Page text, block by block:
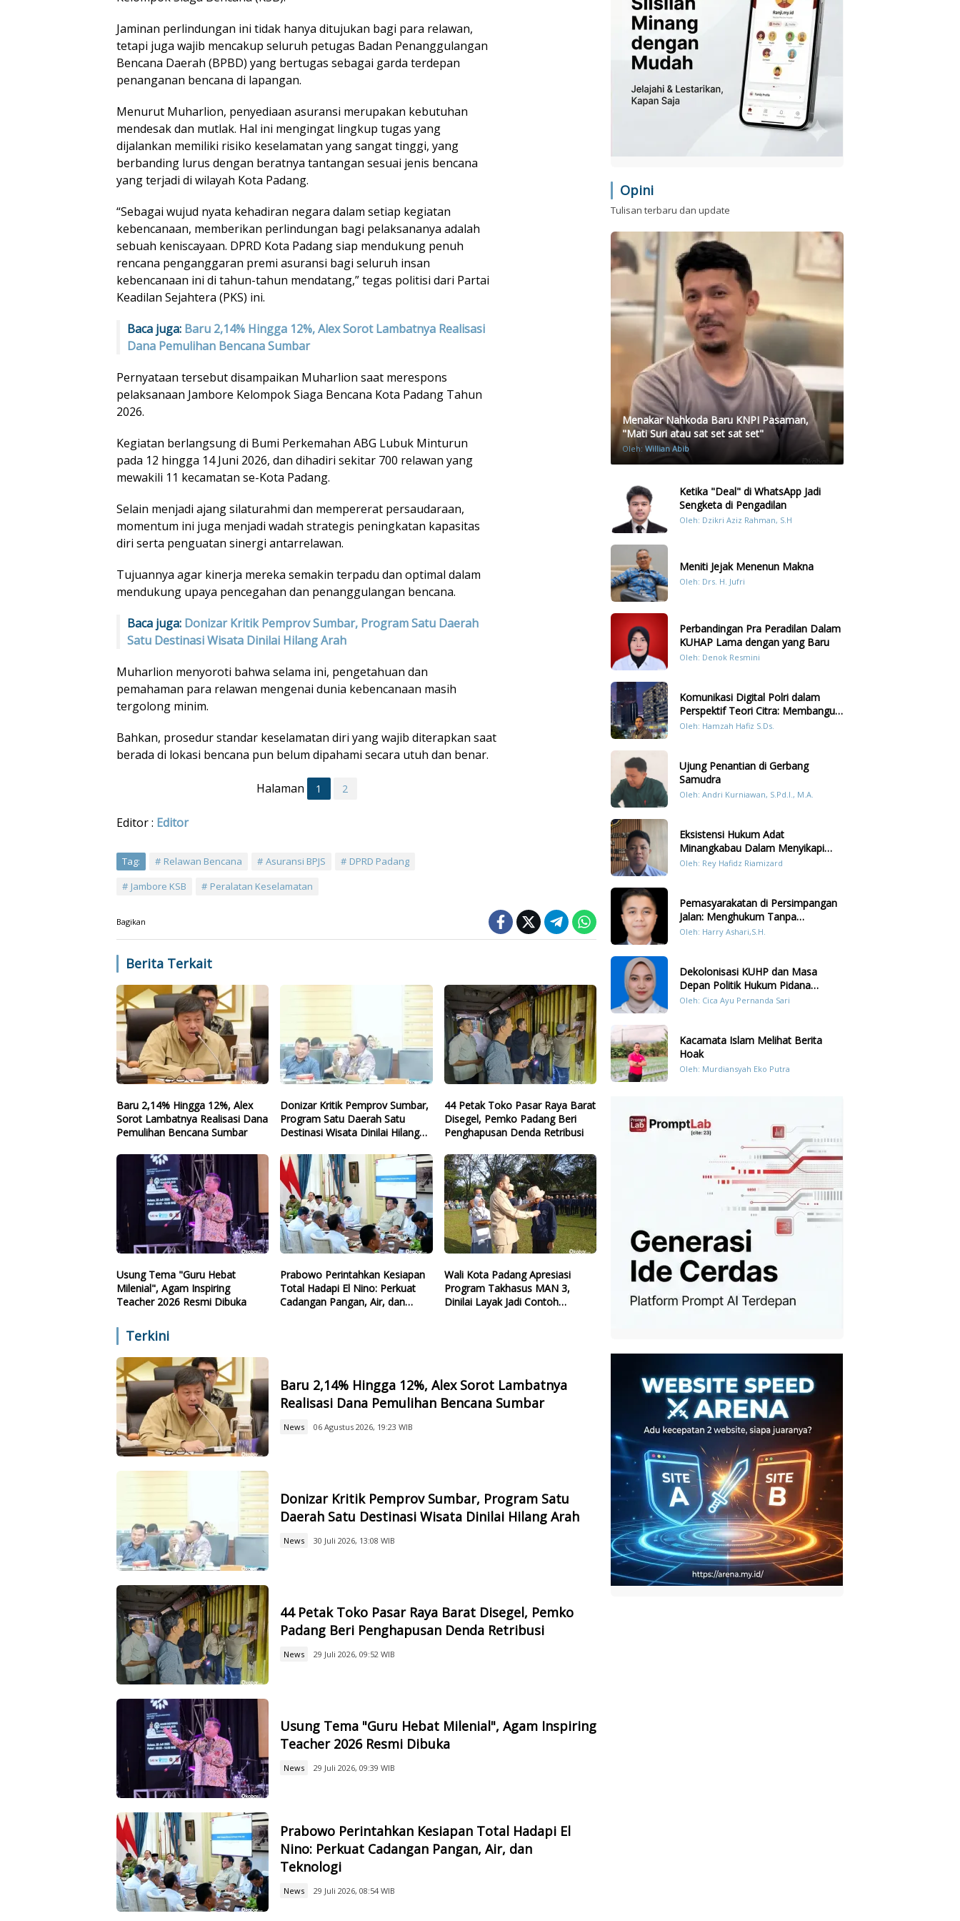
Jaminan perlindungan ini tidak hanya ditujukan bagi para relawan,
tetapi juga wajib mencakup seluruh petugas Badan Penanggulangan
Bencana Daerah (BPBD) yang bertugas sebagai garda terdepan
penanganan bencana di lapangan.
Menurut Muharlion, penyediaan asuransi merupakan kebutuhan
mendesak dan mutlak. Hal ini mengingat lingkup tugas yang
dijalankan memiliki risiko keselamatan yang sangat tinggi, yang
berbanding lurus dengan beratnya tantangan sesuai jenis bencana
yang terjadi di wilayah Kota Padang.
“Sebagai wujud nyata kehadiran negara dalam setiap kegiatan
kebencanaan, memberikan perlindungan bagi pelaksananya adalah
sebuah keniscayaan. DPRD Kota Padang siap mendukung penuh
rencana penganggaran premi asuransi bagi seluruh insan
kebencanaan ini di tahun-tahun mendatang,” tegas politisi dari Partai
Keadilan Sejahtera (PKS) ini.
Baca juga: Baru 2,14% Hingga 12%, Alex Sorot Lambatnya Realisasi
Dana Pemulihan Bencana Sumbar
Pernyataan tersebut disampaikan Muharlion saat merespons
pelaksanaan Jambore Kelompok Siaga Bencana Kota Padang Tahun
2026.
Kegiatan berlangsung di Bumi Perkemahan ABG Lubuk Minturun
pada 12 hingga 14 Juni 2026, dan dihadiri sekitar 700 relawan yang
mewakili 11 kecamatan se-Kota Padang.
Selain menjadi ajang silaturahmi dan mempererat persaudaraan,
momentum ini juga menjadi wadah strategis peningkatan kapasitas
diri serta penguatan sinergi antarrelawan.
Tujuannya agar kinerja mereka semakin terpadu dan optimal dalam
mendukung upaya pencegahan dan penanggulangan bencana.
Baca juga: Donizar Kritik Pemprov Sumbar, Program Satu Daerah
Satu Destinasi Wisata Dinilai Hilang Arah
Muharlion menyoroti bahwa selama ini, pengetahuan dan
pemahaman para relawan mengenai dunia kebencanaan masih
tergolong minim.
Bahkan, prosedur standar keselamatan diri yang wajib diterapkan saat
berada di lokasi bencana pun belum dipahami secara utuh dan benar.
Halaman 1 2
Editor : Editor
Tag: Relawan Bencana Asuransi BPJS
DPRD Padang
Jambore KSB
Peralatan Keselamatan
Bagikan
Berita Terkait
Baru 2,14% Hingga 12%, Alex
Sorot Lambatnya Realisasi Dana
Pemulihan Bencana Sumbar
Donizar Kritik Pemprov Sumbar,
Program Satu Daerah Satu
Destinasi Wisata Dinilai Hilang
44 Petak Toko Pasar Raya Barat
Disegel, Pemko Padang Beri
Penghapusan Denda Retribusi
Usung Tema "Guru Hebat
Milenial", Agam Inspiring
Teacher 2026 Resmi Dibuka
Prabowo Perintahkan Kesiapan
Total Hadapi El Nino: Perkuat
Cadangan Pangan, Air, dan
Wali Kota Padang Apresiasi
Program Takhasus MAN 3,
Dinilai Layak Jadi Contoh
Terkini
Baru 2,14% Hingga 12%, Alex Sorot Lambatnya
Realisasi Dana Pemulihan Bencana Sumbar
News 06 Agustus 2026, 19:23 WIB
Donizar Kritik Pemprov Sumbar, Program Satu
Daerah Satu Destinasi Wisata Dinilai Hilang Arah
News 30 Juli 2026, 13:08 WIB
44 Petak Toko Pasar Raya Barat Disegel, Pemko
Padang Beri Penghapusan Denda Retribusi
News 29 Juli 2026, 09:52 WIB
Usung Tema "Guru Hebat Milenial", Agam Inspiring
Teacher 2026 Resmi Dibuka
News 29 Juli 2026, 09:39 WIB
Prabowo Perintahkan Kesiapan Total Hadapi El
Nino: Perkuat Cadangan Pangan, Air, dan
Teknologi
News 29 Juli 2026, 08:54 WIB
Opini
Tulisan terbaru dan update
Menakar Nahkoda Baru KNPI Pasaman,
"Mati Suri atau sat set sat set"
Oleh: Willian Abib
Ketika "Deal" di WhatsApp Jadi
Sengketa di Pengadilan
Oleh: Dzikri Aziz Rahman, S.H
Meniti Jejak Menenun Makna
Oleh: Drs. H. Jufri
Perbandingan Pra Peradilan Dalam
KUHAP Lama dengan yang Baru
Oleh: Denok Resmini
Komunikasi Digital Polri dalam
Perspektif Teori Citra: Membangun
Kepercayaan Publik Melalui Konten
Oleh: Hamzah Hafiz S.Ds.
Ujung Penantian di Gerbang
Samudra
Oleh: Andri Kurniawan, S.Pd.I., M.A.
Eksistensi Hukum Adat
Minangkabau Dalam Menyikapi
Prilaku LGBT Analisis Perbandingan
Oleh: Rey Hafidz Riamizard
Pemasyarakatan di Persimpangan
Jalan: Menghukum Tanpa
Memulihkan?
Oleh: Harry Ashari,S.H.
Dekolonisasi KUHP dan Masa
Depan Politik Hukum Pidana
Indonesia
Oleh: Cica Ayu Pernanda Sari
Kacamata Islam Melihat Berita
Hoak
Oleh: Murdiansyah Eko Putra